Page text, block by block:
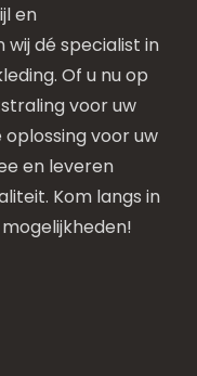
en
wij dé specialist in
Of u nu op
voor uw
voor uw
en leveren
Kom langs in